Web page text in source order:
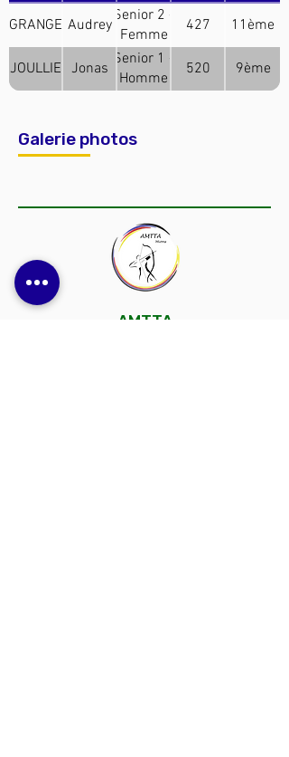
GRANGE Audrey
Senior 2 -
Femme
(Arc
Classique)
427 11ème
JOULLIE Jonas
Senior 1 -
Homme
520 9ème
Galerie photos
AMTTA